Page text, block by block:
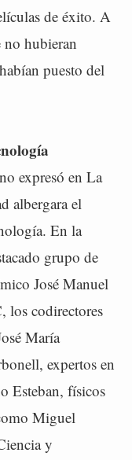
de éxito. A
no hubieran
puesto del
expresó en La
albergara el
En la
grupo de
José Manuel
los codirectores
María
expertos en
Esteban, físicos
Miguel
y